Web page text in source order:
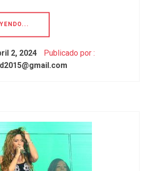
2, 2024
Publicado por :